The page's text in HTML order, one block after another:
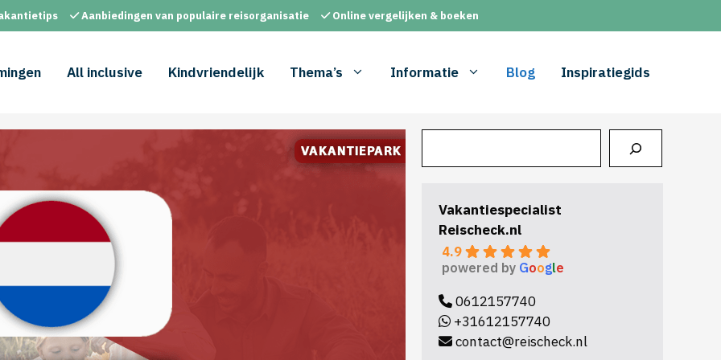
Aanbiedingen van populaire reisorganisatie Online vergelijken & boeken
All inclusive Kindvriendelijk Thema’s Informatie Blog Inspiratiegids
Vakantiespecialist
Reischeck.nl
4.9
powered by Google
0612157740
+31612157740
contact@reischeck.nl